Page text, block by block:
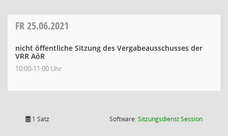
FR25.06.2021
nicht öffentliche Sitzung des Vergabeausschusses der
VRR AöR
10:00-11:00 Uhr
1 Satz Software:SitzungsdienstSession(Wird in